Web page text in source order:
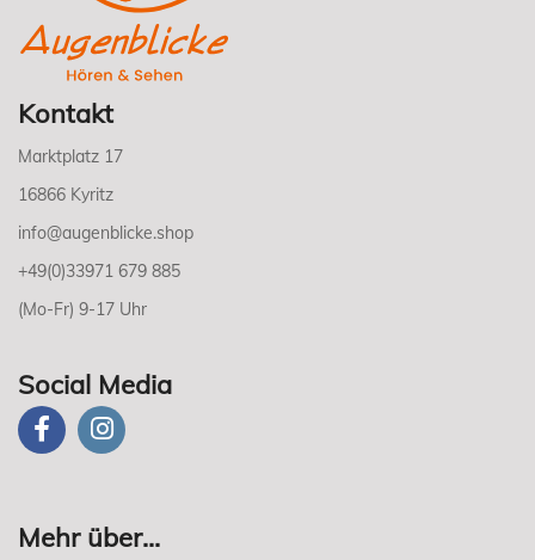
Kontakt
Marktplatz 17
16866 Kyritz
info@augenblicke.shop
+49(0)33971 679 885
(Mo-Fr) 9-17 Uhr
Social Media
Mehr über...